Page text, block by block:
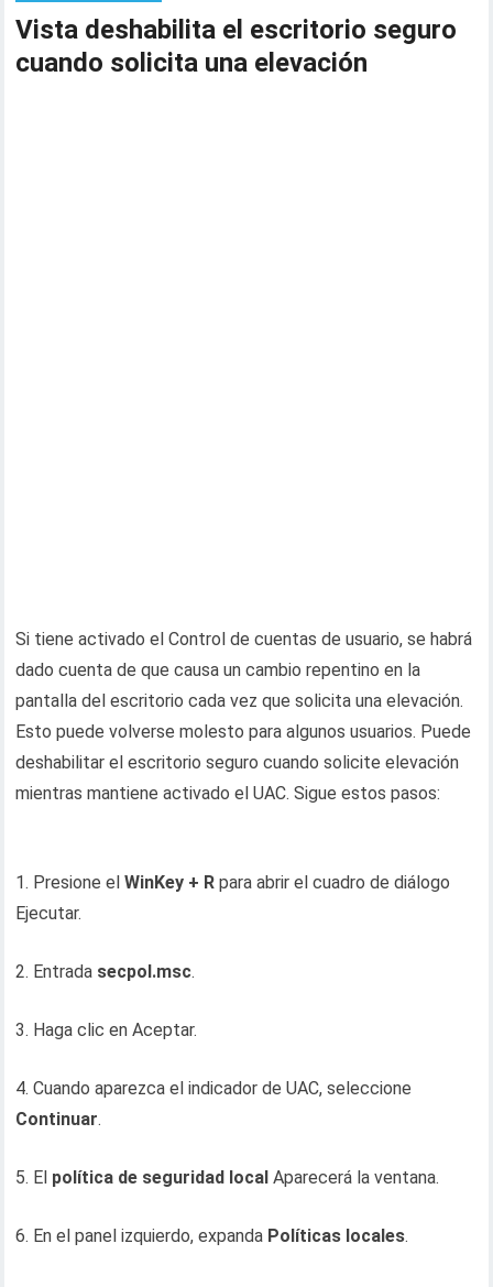
Vista deshabilita el escritorio seguro
cuando solicita una elevación
Si tiene activado el Control de cuentas de usuario, se habrá
dado cuenta de que causa un cambio repentino en la
pantalla del escritorio cada vez que solicita una elevación.
Esto puede volverse molesto para algunos usuarios. Puede
deshabilitar el escritorio seguro cuando solicite elevación
mientras mantiene activado el UAC. Sigue estos pasos:
1. Presione elWinKey + R para abrir el cuadro de diálogo
Ejecutar.
2. Entrada secpol.msc.
3. Haga clic en Aceptar.
4. Cuando aparezca el indicador de UAC, seleccione
Continuar.
5. El política de seguridad local Aparecerá la ventana.
6. En el panel izquierdo, expanda Políticas locales.